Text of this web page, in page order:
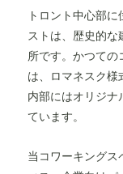
トロント中心部
ストは、歴史的
所です。かつて
は、ロマネスク様
内部にはオリジ
ています。
当コワーキングス